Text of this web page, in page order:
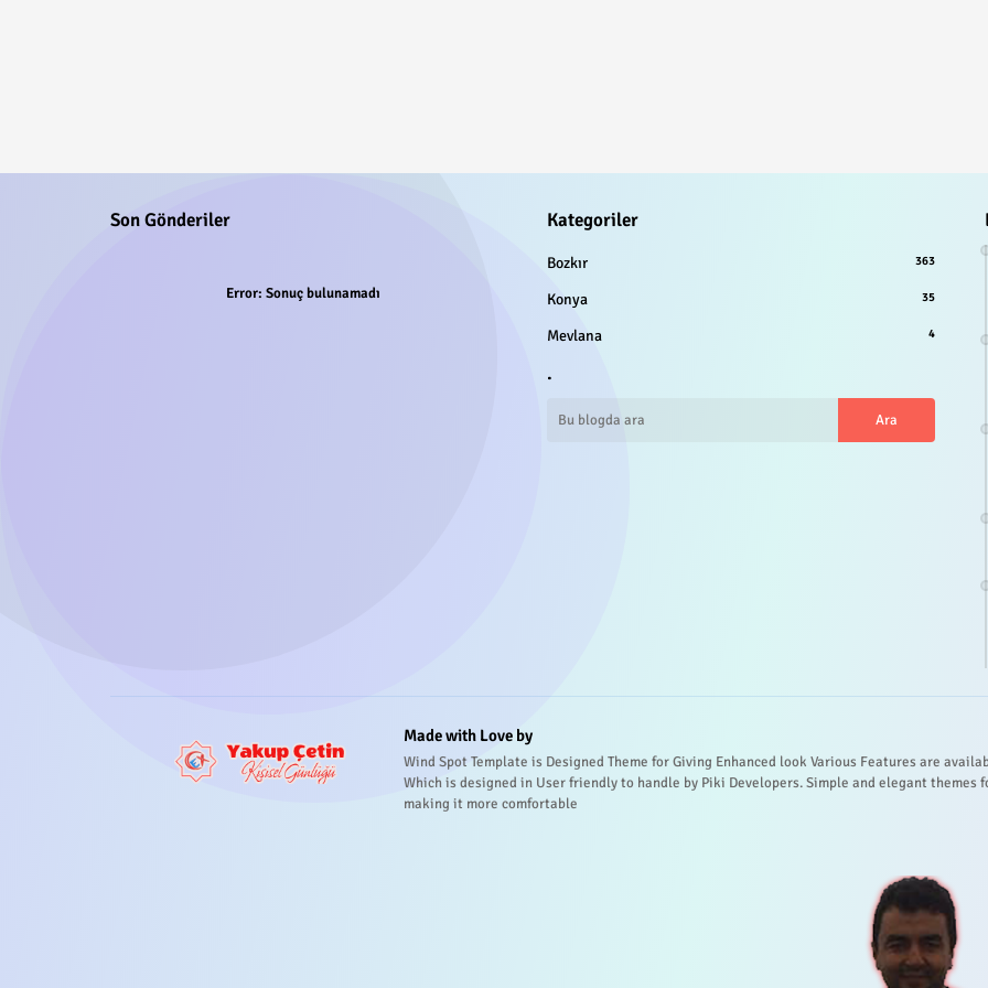
Son Gönderiler
Error: Sonuç bulunamadı
Kategoriler
Bozkır 363
Konya 35
Mevlana 4
.
Made with Love by
Wind Spot Template is Designed Theme for Giving Enhanced look Various Features are
Which is designed in User friendly to handle by Piki Developers. Simple and elegant themes
making it more comfortable